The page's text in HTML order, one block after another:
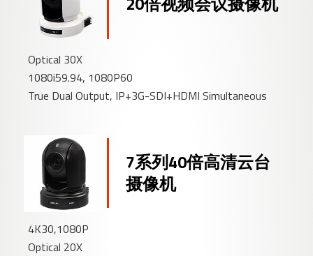
Optical 30X
1080i59.94, 1080P60
True Dual Output, IP+3G-SDI+HDMI Simultaneous
7系列40倍高清云台
摄像机
4K30,1080P
Optical 20X